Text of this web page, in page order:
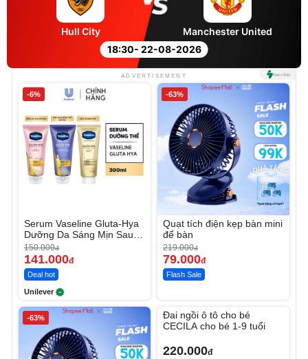
18:30- 22-08-2026
Hull City Manchester United
ADVERTISEMENT
-6%
Serum Vaseline Gluta-Hya
Dưỡng Da Sáng Mịn Sau 7
Ngày
150.000đ
141.000đ
Deal hot
Unilever
-63%
Quạt tích điện kẹp bàn mini
để bàn
219.000đ
79.000đ
Flash Sale
-63%
Đai ngồi ô tô cho bé
CECILA cho bé 1-9 tuổi
220.000đ